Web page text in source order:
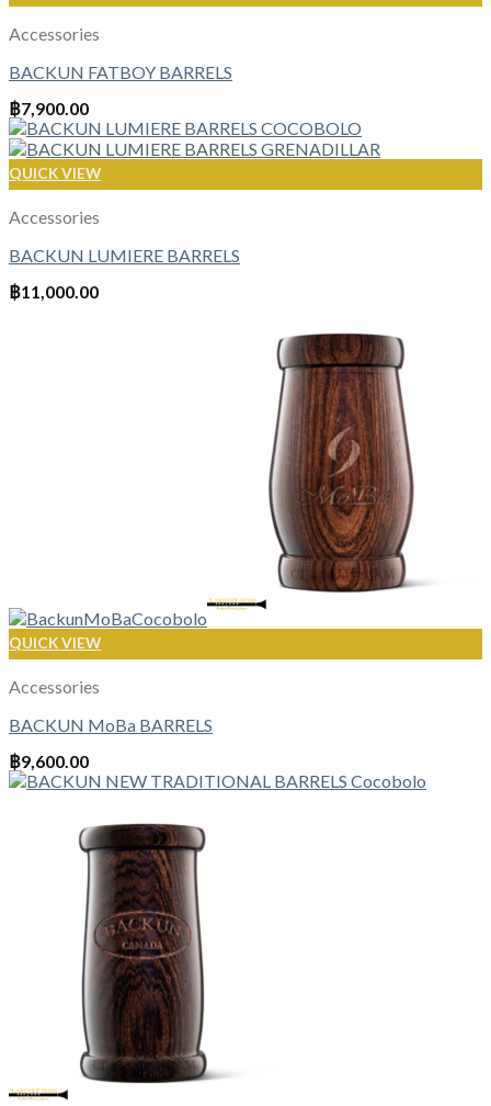
Accessories
BACKUN FATBOY BARRELS
฿7,900.00
QUICK VIEW
Accessories
BACKUN LUMIERE BARRELS
฿11,000.00
QUICK VIEW
Accessories
BACKUN MoBa BARRELS
฿9,600.00